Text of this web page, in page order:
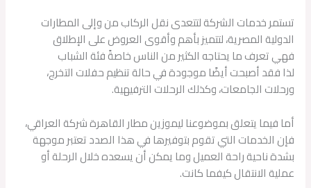
تستمر خدمات الشركة لتتعدى نقل الركاب من وإلى المطارات
الدولية المصرية، لتتميز بأهم وأقوى العروض على الإطلاق
فهي تعرف ما يحتاجه الكثير من الناس خاصةً فئة الشباب
لذا فقد أصبحت أيضًا موجودة في حالة تنظيم حفلات التخرج،
ورحلات الجامعات، وكذلك الرحلات الترفيهية.
أما فيما يتعلق بموضوعنا ليموزين مطار القاهرة شركة العراقي،
فإن الخدمات التي تقوم بتوفيرها في هذا الصدد تعتبر موجهة
بشدة ناحية راحة العميل وما يمكن أن يسعده خلال الرحلة أو
عملية الانتقال كيفما كانت.